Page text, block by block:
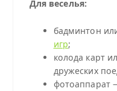
Для веселья:
бадминтон
игр;
колода карт
дружеских
фотоаппарат